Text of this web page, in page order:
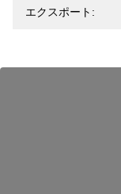
エクスポート: